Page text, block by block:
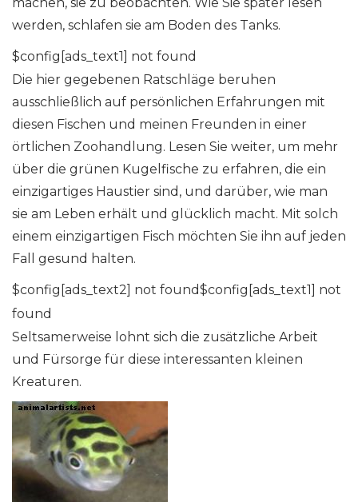
werden, schlafen sie am Boden des Tanks.
$config[ads_text1] not found
Die hier gegebenen Ratschläge beruhen
ausschließlich auf persönlichen Erfahrungen mit
diesen Fischen und meinen Freunden in einer
örtlichen Zoohandlung. Lesen Sie weiter, um mehr
über die grünen Kugelfische zu erfahren, die ein
einzigartiges Haustier sind, und darüber, wie man
sie am Leben erhält und glücklich macht. Mit solch
einem einzigartigen Fisch möchten Sie ihn auf jeden
Fall gesund halten.
$config[ads_text2] not found$config[ads_text1] not
found
Seltsamerweise lohnt sich die zusätzliche Arbeit
und Fürsorge für diese interessanten kleinen
Kreaturen.